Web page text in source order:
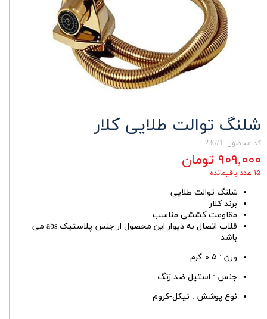
شلنگ توالت طلایی کلار
کد محصول: 23671
۹۰۹,۰۰۰ تومان
۱۵ عدد باقیمانده
شلنگ توالت طلایی
برند کلار
مقاومت کششی مناسب
قلاب اتصال به دیوار این محصول از جنس پلاستیک abs می
باشد
وزن : ۰.۵ گرم
جنس : استیل ضد زنگ
نوع پوشش : نیکل-کروم